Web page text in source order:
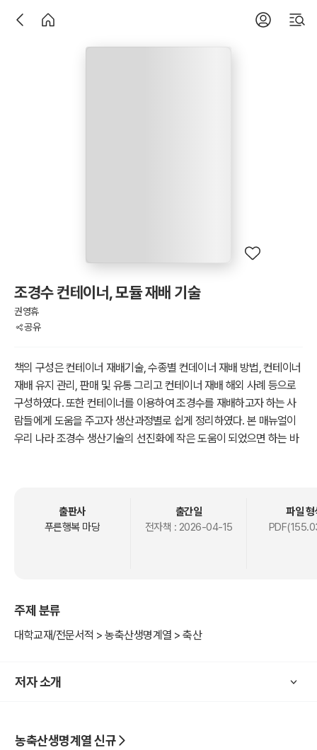
조경수 컨테이너, 모듈 재배 기술
권영휴
공유
책의 구성은 컨테이너 재배기술, 수종별 컨데이너 재배 방법, 컨테이너
재배 유지 관리, 판매 및 유통 그리고 컨테이너 재배 해외 사례 등으로
구성하였다. 또한 컨테이너를 이용하여 조경수를 재배하고자 하는 사
람들에게 도움을 주고자 생산과정별로 쉽게 정리하였다. 본 매뉴얼이
우리 나라 조경수 생산기술의 선진화에 작은 도움이 되었으면 하는 바
출판사
푸른행복 마당
출간일
전자책 : 2026-04-15
파일 형
주제 분류
대학교재/전문서적 > 농축산생명계열 > 축산
저자 소개
농축산생명계열 신규